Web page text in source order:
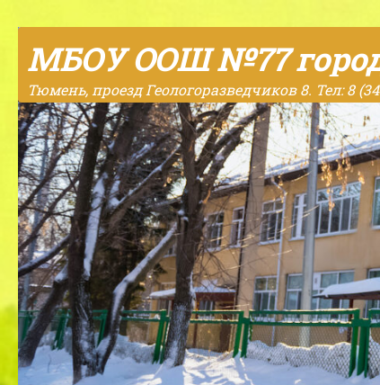
Skip to content
МБОУ ООШ №77
Тюмень, проезд Геологоразведчиков 8. Тел: 8